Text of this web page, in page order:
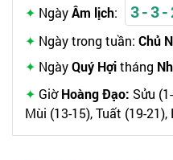
NgàyÂm lịch: 3-3-
Ngày trong tuần: Chủ
NgàyQuý Hợitháng
GiờHoàng Đạo: Sửu
Mùi (13-15), Tuất (19-21),